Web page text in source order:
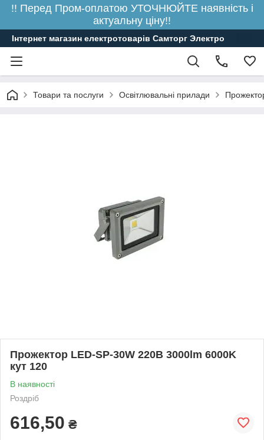
!! Перед Пром-оплатою УТОЧНЮЙТЕ наявність і
актуальну ціну!!
Інтернет магазин електротоварів Самторг Электро
Товари та послуги Освітлювальні прилади
Прожектор LED-SP-30W 220В 3000lm 6000K
кут 120
В наявності
Роздріб
616,50 ₴